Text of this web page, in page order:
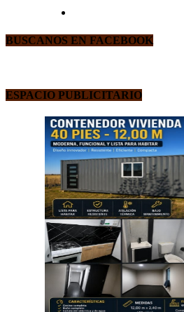
BUSCANOS EN FACEBOOK
ESPACIO PUBLICITARIO